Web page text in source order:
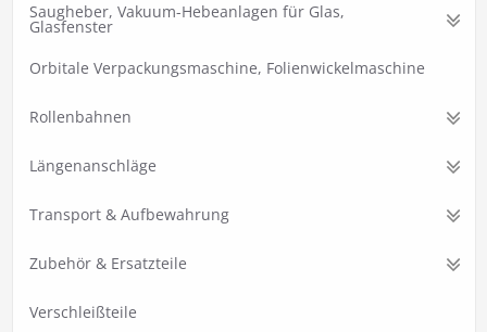
Saugheber, Vakuum-Hebeanlagen für Glas,
Glasfenster
Orbitale Verpackungsmaschine, Folienwickelmaschine
Rollenbahnen
Längenanschläge
Transport & Aufbewahrung
Zubehör & Ersatzteile
Verschleißteile